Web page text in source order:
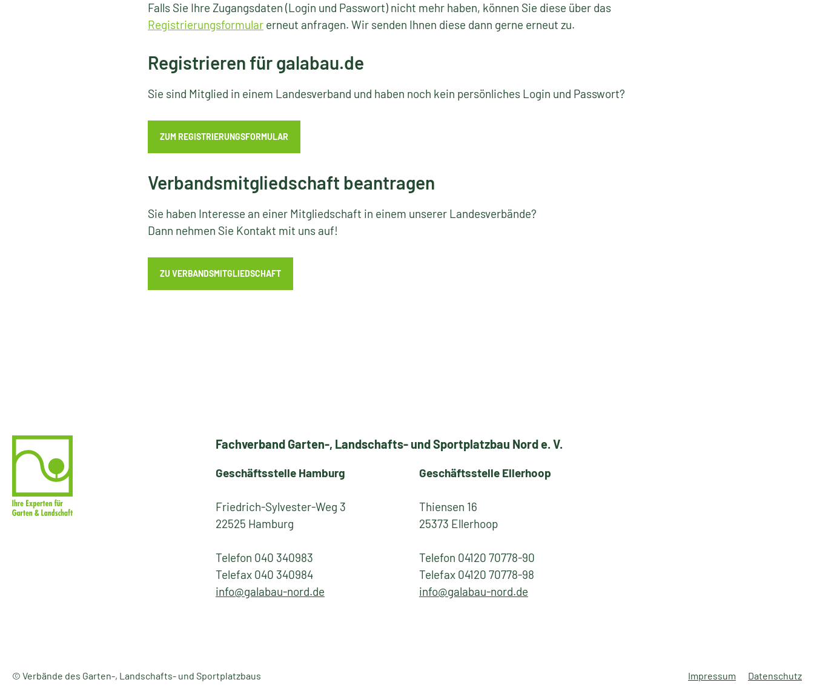
Falls Sie Ihre Zugangsdaten (Login und Passwort) nicht mehr haben, können Sie diese über das
Registrierungsformular erneut anfragen. Wir senden Ihnen diese dann gerne erneut zu.
Registrieren für galabau.de
Sie sind Mitglied in einem Landesverband und haben noch kein persönliches Login und Passwort?
ZUM REGISTRIERUNGSFORMULAR
Verbandsmitgliedschaft beantragen
Sie haben Interesse an einer Mitgliedschaft in einem unserer Landesverbände?
Dann nehmen Sie Kontakt mit uns auf!
ZU VERBANDSMITGLIEDSCHAFT
Fachverband Garten-, Landschafts- und Sportplatzbau Nord e. V.
Geschäftsstelle Hamburg
Friedrich-Sylvester-Weg 3
22525 Hamburg
Telefon 040 340983
Telefax 040 340984
info@galabau-nord.de
Geschäftsstelle Ellerhoop
Thiensen 16
25373 Ellerhoop
Telefon 04120 70778-90
Telefax 04120 70778-98
info@galabau-nord.de
© Verbände des Garten-, Landschafts- und Sportplatzbaus Impressum Datenschutz